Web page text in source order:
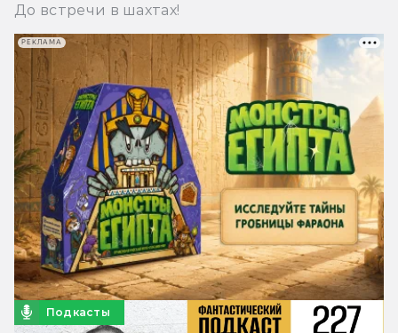
До встречи в шахтах!
Подкасты
РЕКЛАМА